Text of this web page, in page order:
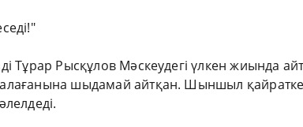
Тұрар Рысқұлов Мәскеудегі үлкен жиында
шыдамай айтқан. Шыншыл